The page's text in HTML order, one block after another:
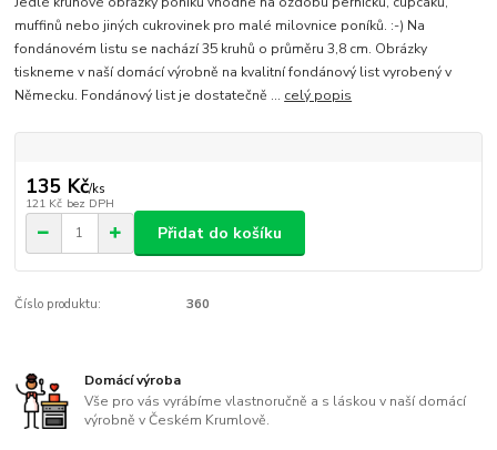
muffinů nebo jiných cukrovinek pro malé milovnice poníků. :-) Na
fondánovém listu se nachází 35 kruhů o průměru 3,8 cm. Obrázky
tiskneme v naší domácí výrobně na kvalitní fondánový list vyrobený v
Německu. Fondánový list je dostatečně ... celý popis
135 Kč/ks
121 Kč bez DPH
Přidat do košíku
Číslo produktu: 360
Domácí výroba
Vše pro vás vyrábíme vlastnoručně a s láskou v naší domácí
výrobně v Českém Krumlově.